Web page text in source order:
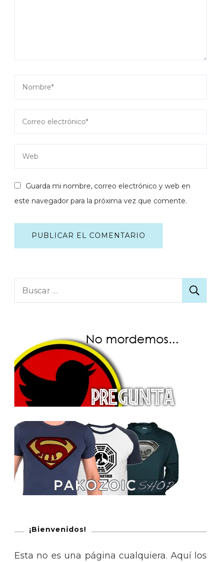
Guarda mi nombre, correo electrónico y web en
este navegador para la próxima vez que comente.
Buscar:
¡Bienvenidos!
Esta no es una página cualquiera. Aquí los